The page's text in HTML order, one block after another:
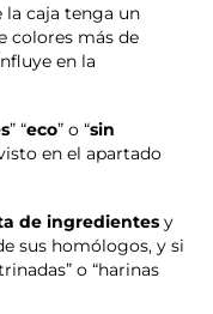
caja tenga un
colores más de
en la
” “eco” o “sin
en el apartado
de ingredientesy
sus homólogos, y si
o “harinas